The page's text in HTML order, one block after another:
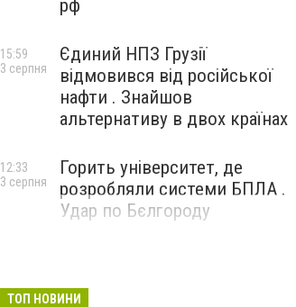
рф
Єдиний НПЗ Грузії
відмовився від російської
нафти . Знайшов
альтернативу в двох країнах
15:59
3 серпня
Горить університет, де
розробляли системи БПЛА .
Удар по Бєлгороду
12:33
3 серпня
ТОП НОВИНИ